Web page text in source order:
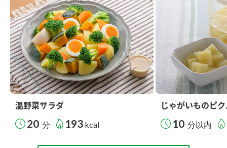
温野菜サラダ
20 分 193 kcal
じゃがいものピ
10 分以内